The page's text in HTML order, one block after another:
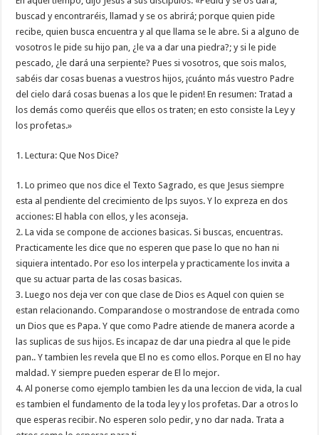
buscad y encontraréis, llamad y se os abrirá; porque quien pide
recibe, quien busca encuentra y al que llama se le abre. Si a alguno de
vosotros le pide su hijo pan, ¿le va a dar una piedra?; y si le pide
pescado, ¿le dará una serpiente? Pues si vosotros, que sois malos,
sabéis dar cosas buenas a vuestros hijos, ¡cuánto más vuestro Padre
del cielo dará cosas buenas a los que le piden! En resumen: Tratad a
los demás como queréis que ellos os traten; en esto consiste la Ley y
los profetas.»
1. Lectura: Que Nos Dice?
1. Lo primeo que nos dice el Texto Sagrado, es que Jesus siempre
esta al pendiente del crecimiento de lps suyos. Y lo expreza en dos
acciones: El habla con ellos, y les aconseja.
2. La vida se compone de acciones basicas. Si buscas, encuentras.
Practicamente les dice que no esperen que pase lo que no han ni
siquiera intentado. Por eso los interpela y practicamente los invita a
que su actuar parta de las cosas basicas.
3. Luego nos deja ver con que clase de Dios es Aquel con quien se
estan relacionando. Comparandose o mostrandose de entrada como
un Dios que es Papa. Y que como Padre atiende de manera acorde a
las suplicas de sus hijos. Es incapaz de dar una piedra al que le pide
pan.. Y tambien les revela que El no es como ellos. Porque en El no hay
maldad. Y siempre pueden esperar de El lo mejor.
4. Al ponerse como ejemplo tambien les da una leccion de vida, la cual
es tambien el fundamento de la toda ley y los profetas. Dar a otros lo
que esperas recibir. No esperen solo pedir, y no dar nada. Trata a